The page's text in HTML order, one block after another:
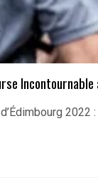
Incontournable